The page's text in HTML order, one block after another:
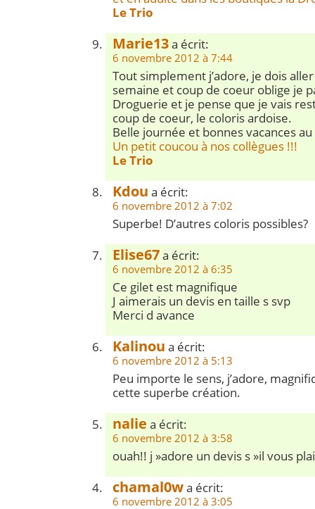
Le Trio
Marie13a écrit:
6 novembre 2012 à 7:44
Tout simplement j’adore, je dois
semaine et coup de coeur oblige je
Droguerie et je pense que je vais
coup de coeur, le coloris ardoise.
Belle journée et bonnes vacances
Un petit coucou à nos collègues !!!
Le Trio
Kdou a écrit:
6 novembre 2012 à 7:02
Superbe! D’autres coloris possibles?
Elise67a écrit:
6 novembre 2012 à 6:35
Ce gilet est magnifique
J aimerais un devis en taille s svp
Merci d avance
Kalinou a écrit:
6 novembre 2012 à 5:13
Peu importe le sens, j’adore,
cette superbe création.
nalie a écrit:
6 novembre 2012 à 3:58
ouah!! j »adore un devis s »il vous
chamal0wa écrit:
6 novembre 2012 à 3:05